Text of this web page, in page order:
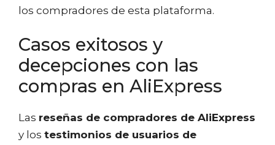
los compradores de esta plataforma.
Casos exitosos y
decepciones con las
compras en AliExpress
Las reseñas de compradores de AliExpress
y los testimonios de usuarios de